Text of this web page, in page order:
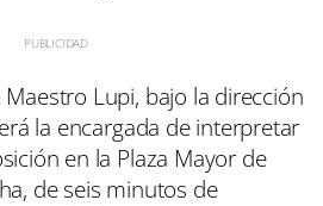
Lupi, bajo la dirección
la encargada de interpretar
en la Plaza Mayor de
de seis minutos de